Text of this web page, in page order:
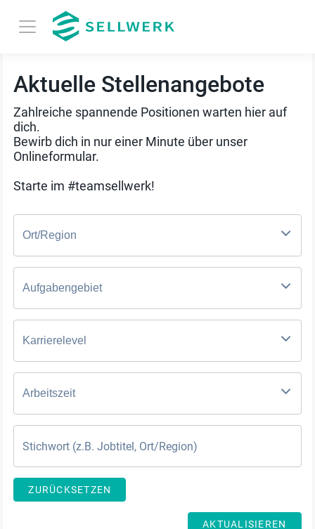
Aktuelle Stellenangebote
Zahlreiche spannende Positionen warten hier auf
dich.
Bewirb dich in nur einer Minute über unser
Onlineformular.
Starte im #teamsellwerk!
Ort/Region
Aufgabengebiet
Karrierelevel
Arbeitszeit
ZURÜCKSETZEN
AKTUALISIEREN